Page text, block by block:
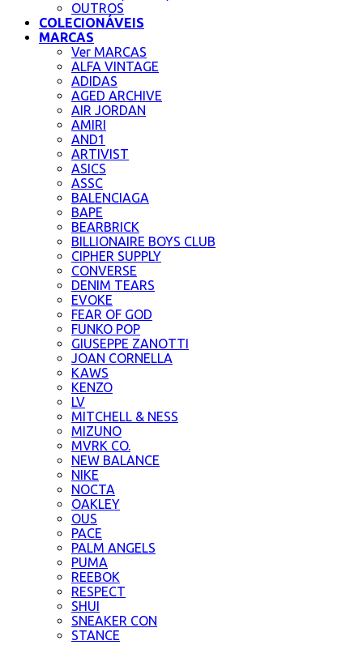
OUTROS
COLECIONÁVEIS
MARCAS
Ver MARCAS
ALFA VINTAGE
ADIDAS
AGED ARCHIVE
AIR JORDAN
AMIRI
AND1
ARTIVIST
ASICS
ASSC
BALENCIAGA
BAPE
BEARBRICK
BILLIONAIRE BOYS CLUB
CIPHER SUPPLY
CONVERSE
DENIM TEARS
EVOKE
FEAR OF GOD
FUNKO POP
GIUSEPPE ZANOTTI
JOAN CORNELLA
KAWS
KENZO
LV
MITCHELL & NESS
MIZUNO
MVRK CO.
NEW BALANCE
NIKE
NOCTA
OAKLEY
OUS
PACE
PALM ANGELS
PUMA
REEBOK
RESPECT
SHUI
SNEAKER CON
STANCE